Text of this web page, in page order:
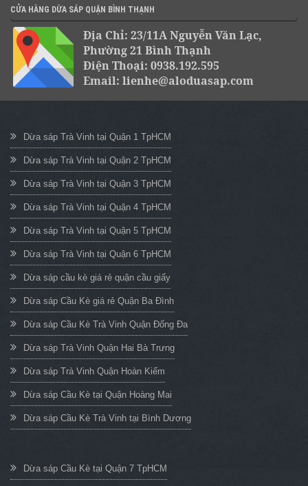
CỬA HÀNG DỪA SÁP QUẬN BÌNH THẠNH
Địa Chỉ: 23/11A Nguyễn Văn Lạc,
Phường 21 Bình Thạnh
Điện Thoại: 0938.192.595
Email: lienhe@aloduasap.com
Dừa sáp Trà Vinh tại Quận 1 TpHCM
Dừa sáp Trà Vinh tại Quận 2 TpHCM
Dừa sáp Trà Vinh tại Quận 3 TpHCM
Dừa sáp Trà Vinh tại Quận 4 TpHCM
Dừa sáp Trà Vinh tại Quận 5 TpHCM
Dừa sáp Trà Vinh tại Quận 6 TpHCM
Dừa sáp cầu kè giá rẻ quận cầu giấy
Dừa sáp Cầu Kè giá rẻ Quận Ba Đình
Dừa sáp Cầu Kè Trà Vinh Quận Đống Đa
Dừa sáp Trà Vinh Quận Hai Bà Trưng
Dừa sáp Trà Vinh Quận Hoàn Kiếm
Dừa sáp Cầu Kè tại Quận Hoàng Mai
Dừa sáp Cầu Kè Trà Vinh tại Bình Dương
Dừa sáp Cầu Kè tại Quận 7 TpHCM